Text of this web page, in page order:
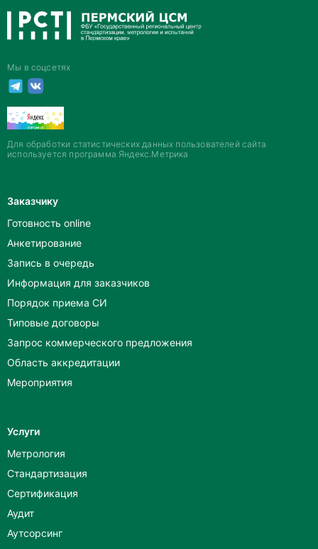
Мы в соцсетях
Для обработки статистических данных пользователей сайта
используется программа Яндекс.Метрика
Заказчику
Готовность online
Анкетирование
Запись в очередь
Информация для заказчиков
Порядок приема СИ
Типовые договоры
Запрос коммерческого предложения
Область аккредитации
Мероприятия
Услуги
Метрология
Стандартизация
Сертификация
Аудит
Аутсорсинг